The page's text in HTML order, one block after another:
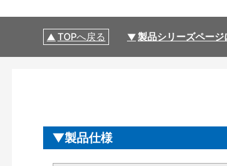
TOPへ戻る 製品シリーズページ
製品仕様